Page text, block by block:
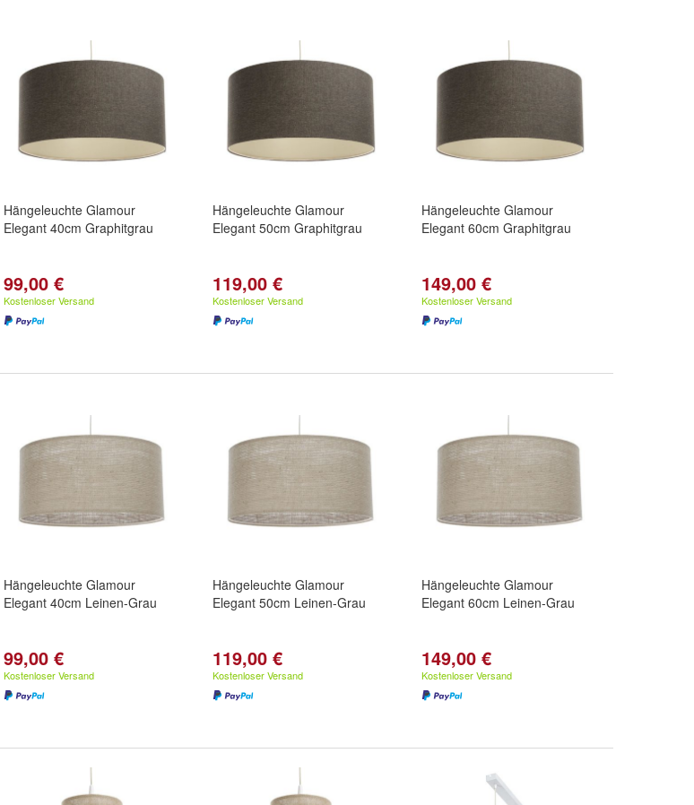
Hängeleuchte Glamour
Elegant 40cm Graphitgrau
99,00 €
Kostenloser Versand
Hängeleuchte Glamour
Elegant 50cm Graphitgrau
119,00 €
Kostenloser Versand
Hängeleuchte Glamour
Elegant 60cm Graphitgrau
149,00 €
Kostenloser Versand
Hängeleuchte Glamour
Elegant 40cm Leinen-Grau
99,00 €
Kostenloser Versand
Hängeleuchte Glamour
Elegant 50cm Leinen-Grau
119,00 €
Kostenloser Versand
Hängeleuchte Glamour
Elegant 60cm Leinen-Grau
149,00 €
Kostenloser Versand